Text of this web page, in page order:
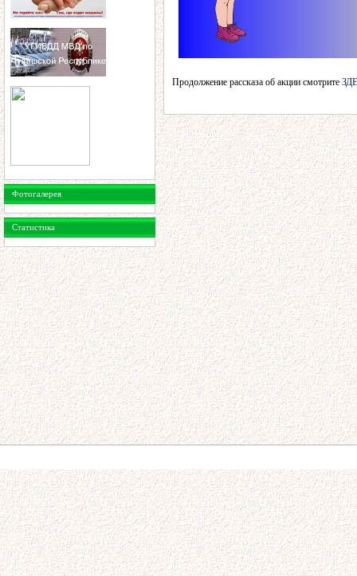
Фотогалерея
Статистика
Продолжение рассказа об акции смотрите